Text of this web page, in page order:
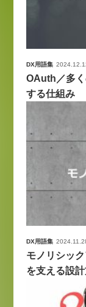
DX用語集
OAuth／多
する仕組み
DX用語集
モノリシッ
を支える設